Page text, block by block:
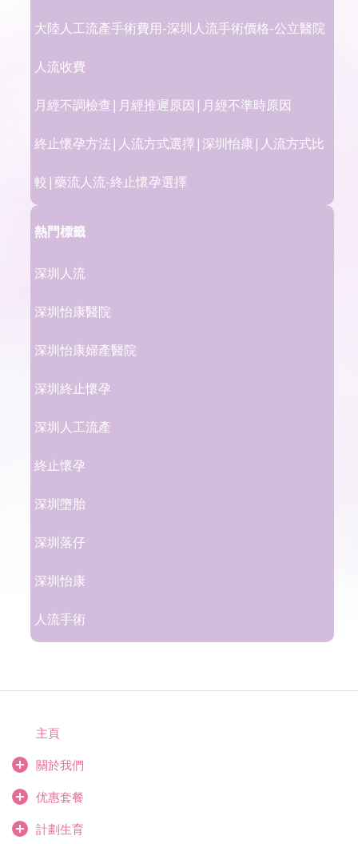
大陸人工流產手術費用-深圳人流手術價格-公立醫院
人流收費
月經不調檢查|月經推遲原因|月經不準時原因
終止懷孕方法|人流方式選擇|深圳怡康|人流方式比
較|藥流人流-終止懷孕選擇
熱門標籤
深圳人流
深圳怡康醫院
深圳怡康婦產醫院
深圳終止懷孕
深圳人工流產
終止懷孕
深圳墮胎
深圳落仔
深圳怡康
人流手術
主頁
關於我們
优惠套餐
計劃生育